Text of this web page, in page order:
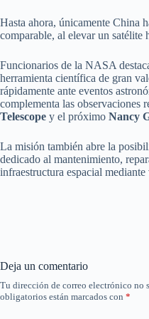
Hasta ahora, únicamente China
comparable, al elevar un satélite
Funcionarios de la NASA
herramienta científica de gran
rápidamente ante eventos
complementa las observaciones
Telescope y el próximo Nancy
La misión también abre la
dedicado al mantenimiento,
infraestructura espacial
Deja un comentario
Tu dirección de correo electrónico no
obligatorios están marcados con *